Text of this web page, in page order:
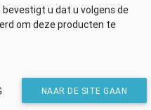
u dat u volgens de
om deze producten te
NAAR DE SITE GAAN